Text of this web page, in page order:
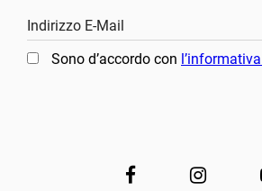
Indirizzo E-Mail
Sono d’accordo con